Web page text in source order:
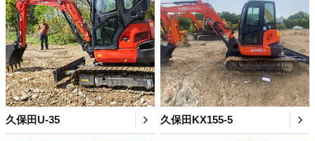
久保田U-35 久保田KX155-5